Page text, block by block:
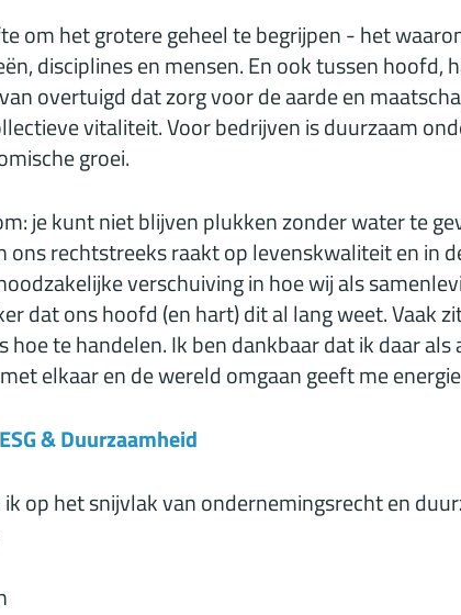
om het grotere geheel te begrijpen - het
disciplines en mensen. En ook tussen hoofd,
overtuigd dat zorg voor de aarde en
vitaliteit. Voor bedrijven is duurzaam
groei.
je kunt niet blijven plukken zonder water te
ons rechtstreeks raakt op levenskwaliteit en in
verschuiving in hoe wij als
dat ons hoofd (en hart) dit al lang weet. Vaak
hoe te handelen. Ik ben dankbaar dat ik daar
elkaar en de wereld omgaan geeft me
& Duurzaamheid
op het snijvlak van ondernemingsrecht en